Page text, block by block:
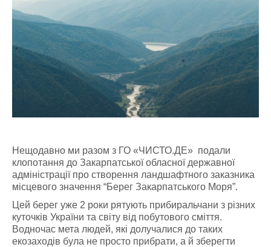
Нещодавно ми разом з ГО «ЧИСТО.ДЕ» подали
клопотання до Закарпатської обласної державної
адміністрації про створення ландшафтного заказника
місцевого значення “Берег Закарпатського Моря”.
Цей берег уже 2 роки рятують прибиральчани з різних
куточків України та світу від побутового сміття.
Водночас мета людей, які долучалися до таких
екозаходів була не просто прибрати, а й зберегти